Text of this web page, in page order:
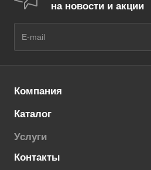
на новости и акции
Компания
Каталог
Услуги
Контакты